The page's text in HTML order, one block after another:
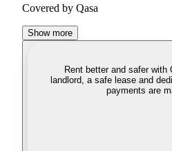
Covered by Qasa
Show more
Rent better and safer with
landlord, a safe lease and
payments are